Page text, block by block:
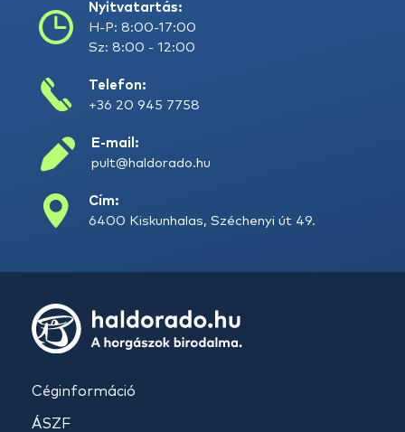
Nyitvatartás:
H-P: 8:00-17:00
Sz: 8:00 - 12:00
Telefon:
+36 20 945 7758
E-mail:
pult@haldorado.hu
Cím:
6400 Kiskunhalas, Széchenyi út 49.
Céginformáció
ÁSZF